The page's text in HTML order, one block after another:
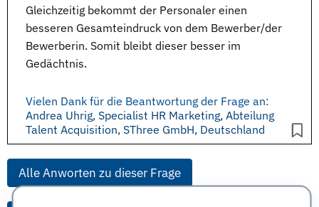
Gleichzeitig bekommt der Personaler einen
besseren Gesamteindruck von dem Bewerber/der
Bewerberin. Somit bleibt dieser besser im
Gedächtnis.
Vielen Dank für die Beantwortung der Frage an:
Andrea Uhrig, Specialist HR Marketing, Abteilung
Talent Acquisition, SThree GmbH, Deutschland
Alle Anworten zu dieser Frage